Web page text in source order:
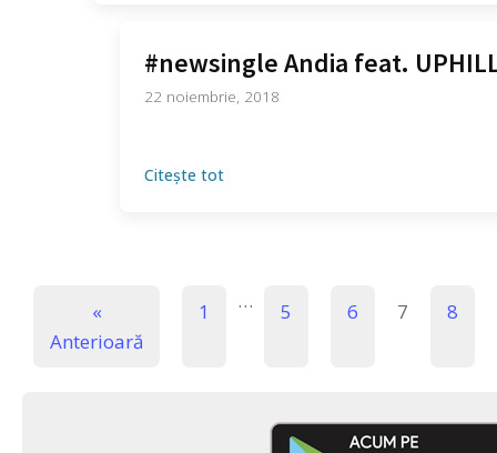
#newsingle Andia feat.
22 noiembrie, 2018
Citește tot
«
Anterioară
1 … 5 6 7 8